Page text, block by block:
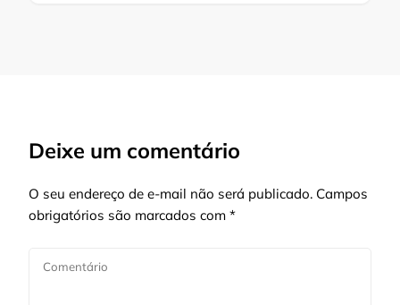
Deixe um comentário
O seu endereço de e-mail não será publicado. Campos
obrigatórios são marcados com *